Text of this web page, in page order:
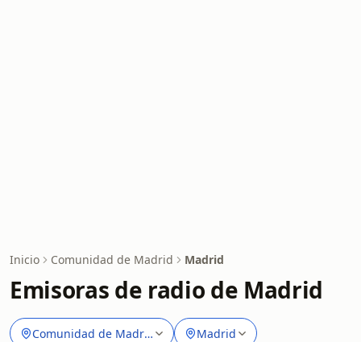
Inicio Comunidad de Madrid Madrid
Emisoras de radio de Madrid
Comunidad de Madrid Madrid